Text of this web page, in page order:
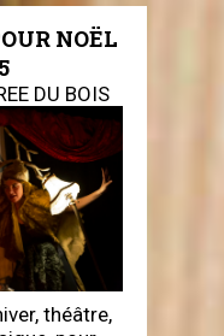
NOËL
DU BOIS
théâtre,